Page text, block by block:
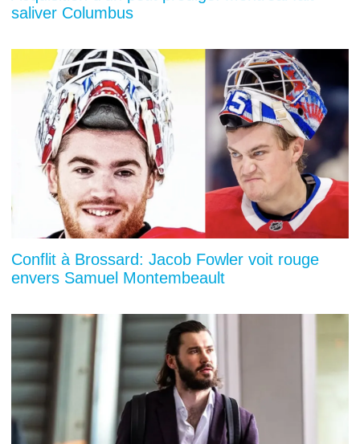
saliver Columbus
Conflit à Brossard: Jacob Fowler voit rouge
envers Samuel Montembeault